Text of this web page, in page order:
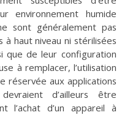
environnement humide
sont généralement pas
haut niveau ni stérilisées
que de leur configuration
à remplacer, l’utilisation
réservée aux applications
d’ailleurs être
l’achat d’un appareil à